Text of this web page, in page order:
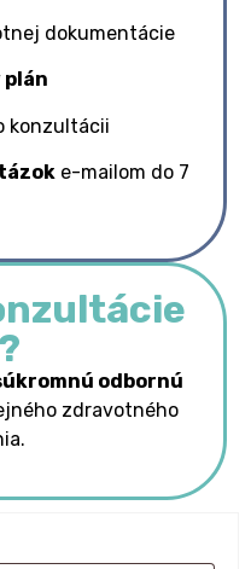
dokumentácie
plán
konzultácii
e-mailom do 7
odbornú
zdravotného